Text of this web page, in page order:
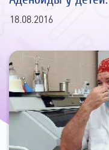
18.08.2016